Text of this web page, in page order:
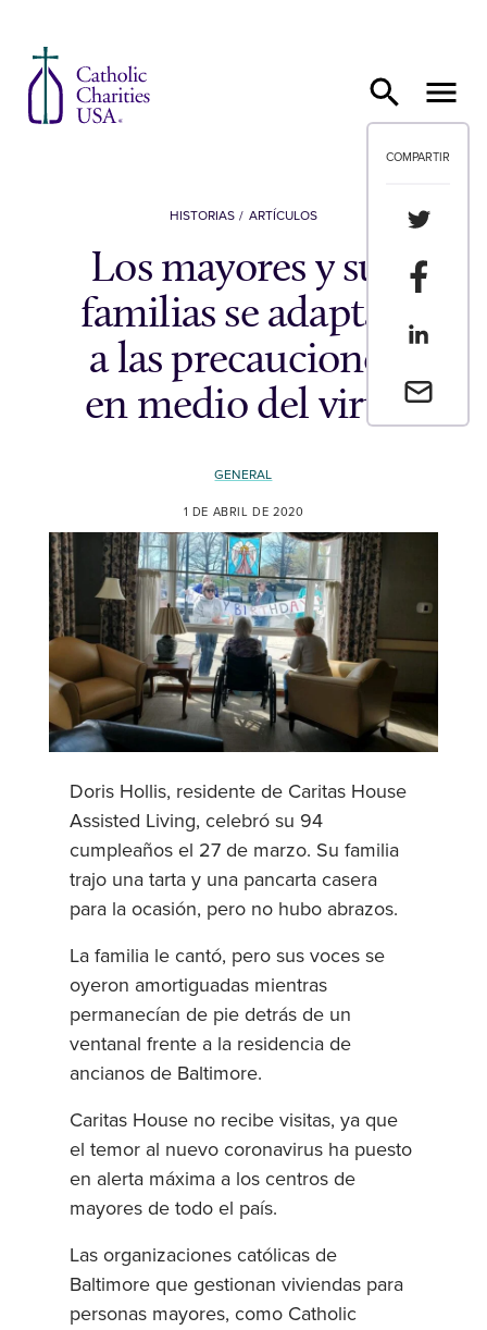
COMPARTIR
Envia un
HISTORIAS ARTÍCULOS
Los mayores y sus
familias se adaptan
a las precauciones
en medio del virus
GENERAL
1 DE ABRIL DE 2020
Doris Hollis, residente de Caritas House
Assisted Living, celebró su 94
cumpleaños el 27 de marzo. Su familia
trajo una tarta y una pancarta casera
para la ocasión, pero no hubo abrazos.
La familia le cantó, pero sus voces se
oyeron amortiguadas mientras
permanecían de pie detrás de un
ventanal frente a la residencia de
ancianos de Baltimore.
Caritas House no recibe visitas, ya que
el temor al nuevo coronavirus ha puesto
en alerta máxima a los centros de
mayores de todo el país.
Las organizaciones católicas de
Baltimore que gestionan viviendas para
personas mayores, como Catholic